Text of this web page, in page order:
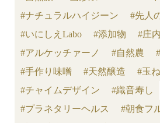
#ナチュラルハイジーン
#先人
#いにしえLabo
#添加物
#庄
#アルケッチァーノ
#自然農
#手作り味噌
#天然醸造
#玉
#チャイムデザイン
#織音寿し
#プラネタリーヘルス
#朝食フ